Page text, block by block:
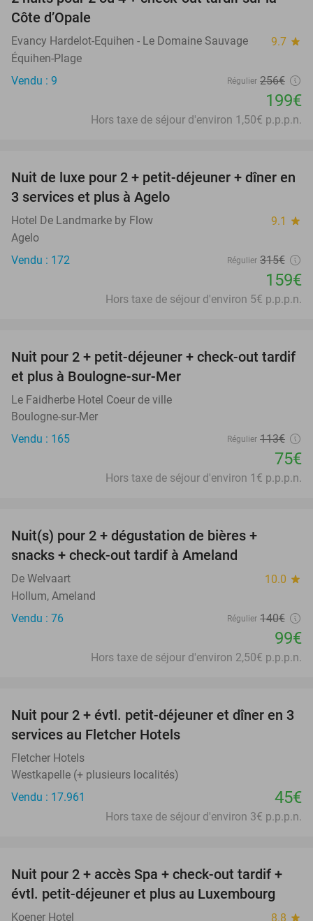
Côte d’Opale
Evancy Hardelot-Equihen - Le Domaine Sauvage 9.7 star
Équihen-Plage
Vendu : 9
Régulier 256€
199€
Hors taxe de séjour d'environ 1,50€ p.p.p.n.
50%
Nuit de luxe pour 2 + petit-déjeuner + dîner en
3 services et plus à Agelo
Hotel De Landmarke by Flow 9.1 star
Agelo
Vendu : 172
Régulier 315€
159€
Hors taxe de séjour d'environ 5€ p.p.p.n.
34%
Nuit pour 2 + petit-déjeuner + check-out tardif
et plus à Boulogne-sur-Mer
Le Faidherbe Hotel Coeur de ville
Boulogne-sur-Mer
Vendu : 165
Régulier 113€
75€
Hors taxe de séjour d'environ 1€ p.p.p.n.
Nuit(s) pour 2 + dégustation de bières +
snacks + check-out tardif à Ameland
De Welvaart 10.0 star
Hollum, Ameland
Vendu : 76
Régulier 140€
99€
Hors taxe de séjour d'environ 2,50€ p.p.p.n.
Nuit pour 2 + évtl. petit-déjeuner et dîner en 3
services au Fletcher Hotels
Fletcher Hotels
Westkapelle (+ plusieurs localités)
Vendu : 17.961
45€
Hors taxe de séjour d'environ 3€ p.p.p.n.
17%
Nuit pour 2 + accès Spa + check-out tardif +
évtl. petit-déjeuner et plus au Luxembourg
Koener Hotel 8.8 star